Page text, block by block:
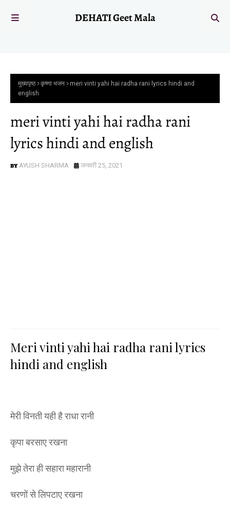
DEHATI Geet Mala
मुख्यपृष्ठ कृष्णा भजन
meri vinti yahi hai radha rani lyrics hindi and
english
meri vinti yahi hai radha rani
lyrics hindi and english
AYUSH SHARMA जनवरी 25, 2021
Meri vinti yahi hai radha rani lyrics
hindi and english
मेरी विनती यही है राधा रानी
कृपा बरसाए रखना
मुझे तेरा ही सहारा महारानी
चरणों से लिपटाए रखना